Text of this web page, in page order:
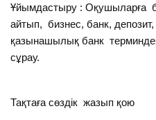
Ұйымдастыру : Оқушыларға
айтып, бизнес, банк,
қазынашылық банк
сұрау.
Тақтаға сөздік жазып қою